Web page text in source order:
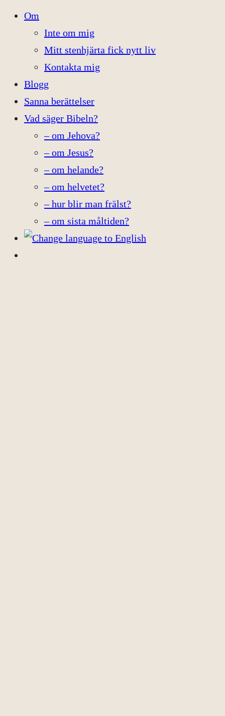
Om
Inte om mig
Mitt stenhjärta fick nytt liv
Kontakta mig
Blogg
Sanna berättelser
Vad säger Bibeln?
– om Jehova?
– om Jesus?
– om helande?
– om helvetet?
– hur blir man frälst?
– om sista måltiden?